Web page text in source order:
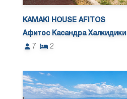
KAMAKI HOUSE AFITOS
Афитос Касандра Халкидики
7
2